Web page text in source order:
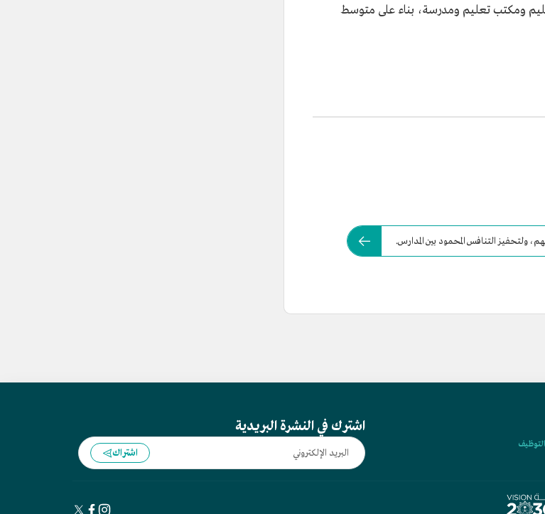
ومكتب تعليم ومدرسة، بناء على متوسط
ولتحفيز التنافس المحمود بين المدارس.
التوظيف
اشترك في النشرة البريدية
اشتراك